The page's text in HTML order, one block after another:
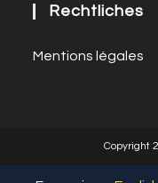
Rechtliches
Mentions légales
Copyright